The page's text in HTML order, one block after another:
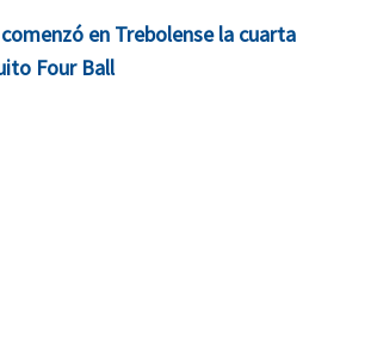
en Trebolense la cuarta
Four Ball